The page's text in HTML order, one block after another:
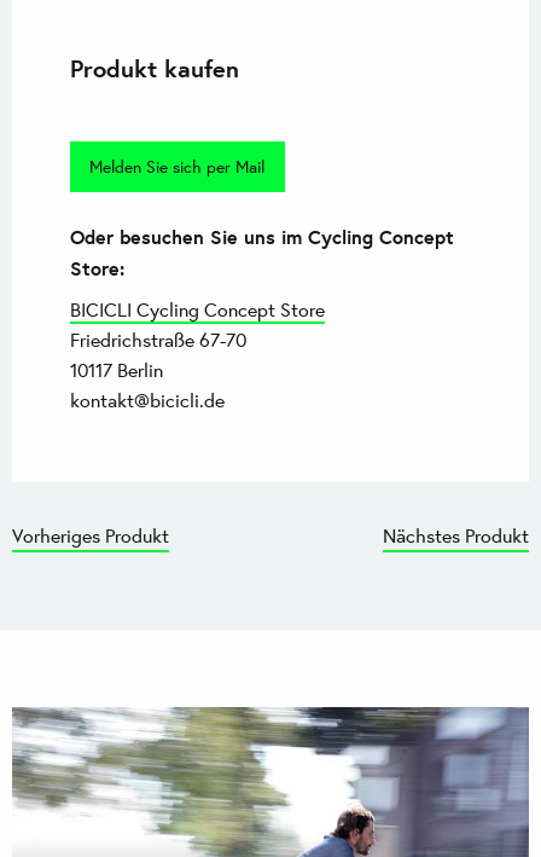
Produkt kaufen
Melden Sie sich per Mail
Oder besuchen Sie uns im Cycling Concept
Store:
BICICLI Cycling Concept Store
Friedrichstraße 67-70
10117 Berlin
kontakt@bicicli.de
Vorheriges Produkt Nächstes Produkt